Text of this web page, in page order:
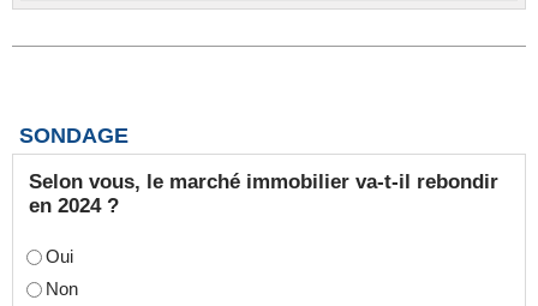
SONDAGE
Selon vous, le marché immobilier va-t-il rebondir
en 2024 ?
Oui
Non